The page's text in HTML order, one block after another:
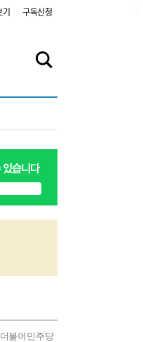
기 구독신청
더불어민주당